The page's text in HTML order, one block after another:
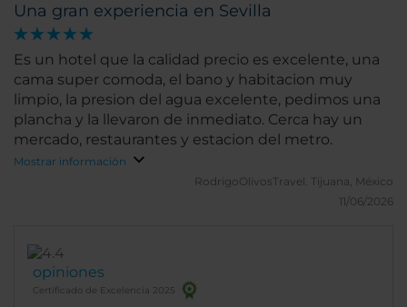
Una gran experiencia en Sevilla
Es un hotel que la calidad precio es excelente, una
cama super comoda, el bano y habitacion muy
limpio, la presion del agua excelente, pedimos una
plancha y la llevaron de inmediato. Cerca hay un
mercado, restaurantes y estacion del metro.
Mostrar información
RodrigoOlivosTravel. Tijuana, México
11/06/2026
opiniones
Certificado de Excelencia 2025